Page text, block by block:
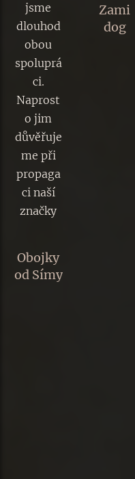
jsme
dlouhod
obou
spoluprá
ci.
Naprost
o jim
důvěřuje
me při
propaga
ci naší
značky
Obojky
od Símy
Zami
dog